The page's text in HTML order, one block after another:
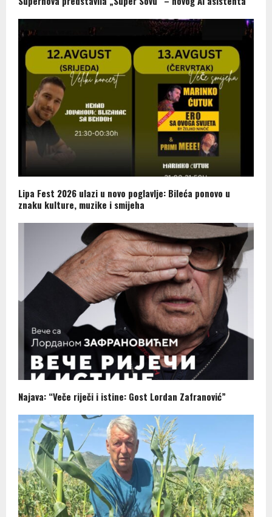
Lipa Fest 2026 ulazi u novo poglavlje: Bileća ponovo u
znaku kulture, muzike i smijeha
Najava: “Veče riječi i istine: Gost Lordan Zafranović”